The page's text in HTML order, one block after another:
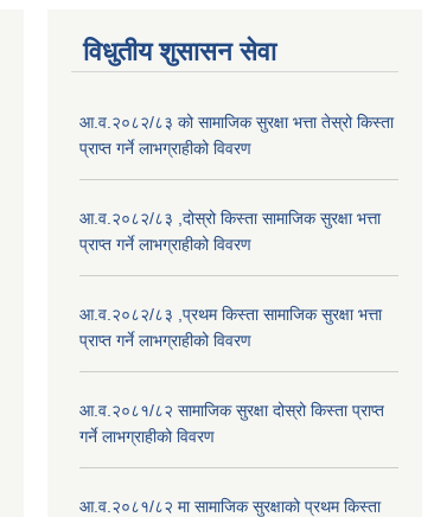
विधुतीय शुसासन सेवा
आ.व.२०८२/८३ को सामाजिक सुरक्षा भत्ता तेस्रो किस्ता
प्राप्त गर्ने लाभग्राहीको विवरण
आ.व.२०८२/८३ ,दोस्रो किस्ता सामाजिक सुरक्षा भत्ता
प्राप्त गर्ने लाभग्राहीको विवरण
आ.व.२०८२/८३ ,प्रथम किस्ता सामाजिक सुरक्षा भत्ता
प्राप्त गर्ने लाभग्राहीको विवरण
आ.व.२०८१/८२ सामाजिक सुरक्षा दोस्रो किस्ता प्राप्त
गर्ने लाभग्राहीको विवरण
आ.व.२०८१/८२ मा सामाजिक सुरक्षाको प्रथम किस्ता